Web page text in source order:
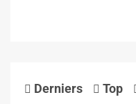
Derniers Top